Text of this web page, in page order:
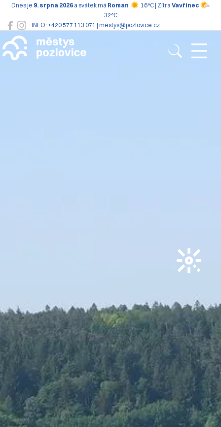
INFO: +420 577 113 071 | mestys@pozlovice.cz
Dnes je 9. srpna 2026 a svátek má Roman 16°C | Zítra Vavřinec
32°C
Pozlovice